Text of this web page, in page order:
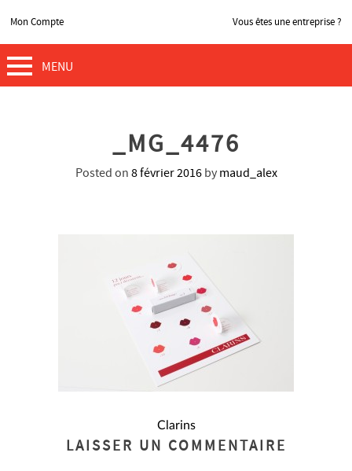
Mon Compte Vous êtes une entreprise ?
MENU
_MG_4476
Posted on 8 février 2016by maud_alex
Clarins
LAISSER UN COMMENTAIRE